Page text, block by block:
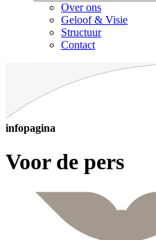
Over ons
Geloof & Visie
Structuur
Contact
infopagina
Voor de pers